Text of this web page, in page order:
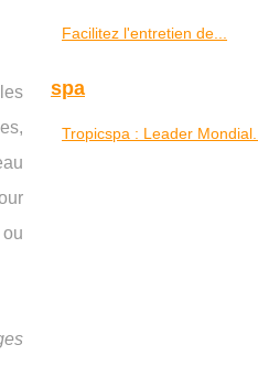
Facilitez l'entretien de...
spa
Tropicspa : Leader Mondial...